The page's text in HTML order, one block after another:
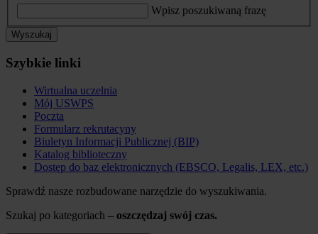
Wpisz poszukiwaną frazę
Wyszukaj
Szybkie linki
Wirtualna uczelnia
Mój USWPS
Poczta
Formularz rekrutacyny
Biuletyn Informacji Publicznej (BIP)
Katalog biblioteczny
Dostęp do baz elektronicznych (EBSCO, Legalis, LEX, etc.)
Sprawdź nasze rozbudowane narzędzie do wyszukiwania.
Szukaj po kategoriach – oszczędzaj swój czas.